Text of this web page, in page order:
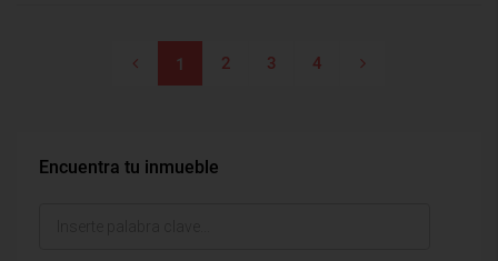
1 2 3 4
Encuentra tu inmueble